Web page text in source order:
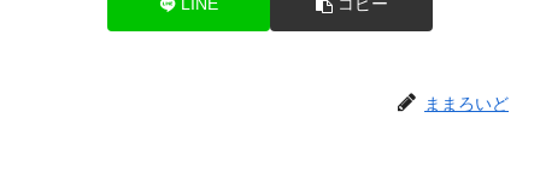
LINE コピー
ままろいど